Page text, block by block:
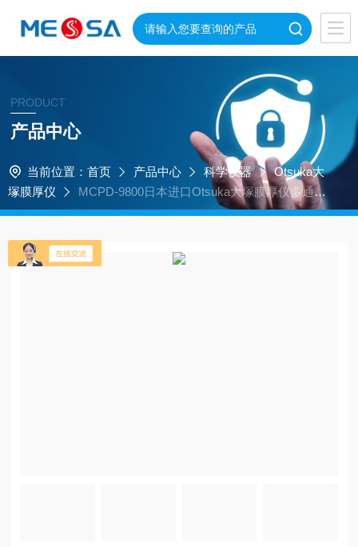
PRODUCT
产品中心
当前位置： 首页 产品中心 科学仪器
Otsuka大
塚膜厚仪
MCPD-9800日本进口Otsuka大塚膜厚仪多通道
光谱仪